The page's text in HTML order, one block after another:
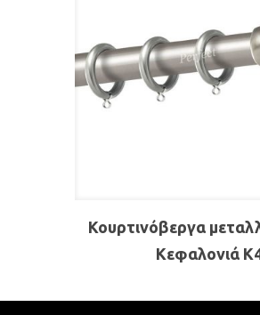
Κουρτινόβεργα
Κεφαλονιά